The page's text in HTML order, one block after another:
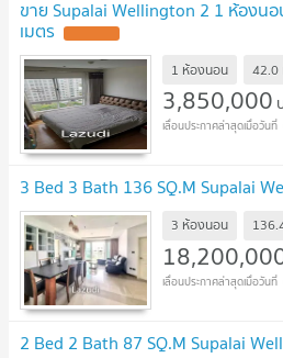
ขาย Supalai Wellington 2 1 ห้องน
เมตร
1 ห้องนอน 42.0
3,850,000
3 Bed 3 Bath 136 SQ.M Supalai
3 ห้องนอน
2 Bed 2 Bath 87 SQ.M Supalai